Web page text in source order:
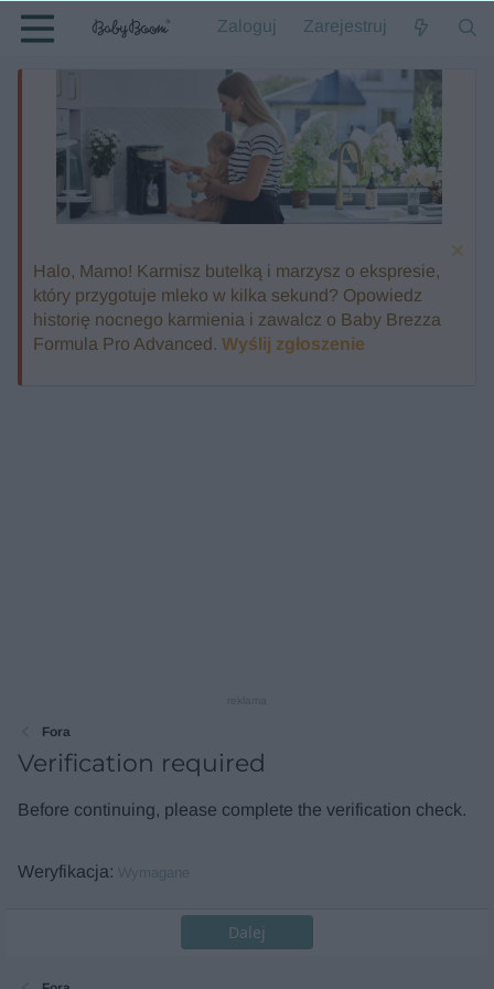
Zaloguj Zarejestruj
Halo, Mamo! Karmisz butelką i marzysz o ekspresie,
który przygotuje mleko w kilka sekund? Opowiedz
historię nocnego karmienia i zawalcz o Baby Brezza
Formula Pro Advanced. Wyślij zgłoszenie
Fora
Verification required
Before continuing, please complete the verification check.
Weryfikacja Wymagane
Dalej